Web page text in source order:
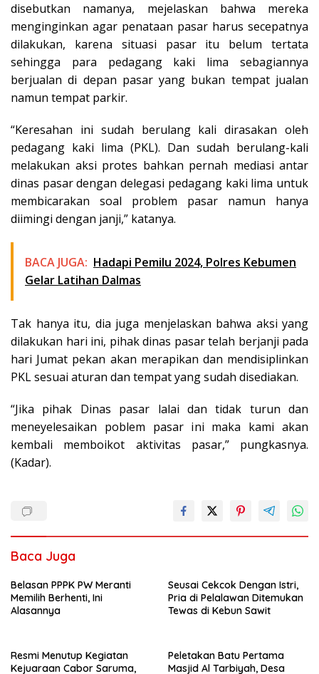
disebutkan namanya, mejelaskan bahwa mereka
menginginkan agar penataan pasar harus secepatnya
dilakukan, karena situasi pasar itu belum tertata
sehingga para pedagang kaki lima sebagiannya
berjualan di depan pasar yang bukan tempat jualan
namun tempat parkir.
“Keresahan ini sudah berulang kali dirasakan oleh
pedagang kaki lima (PKL). Dan sudah berulang-kali
melakukan aksi protes bahkan pernah mediasi antar
dinas pasar dengan delegasi pedagang kaki lima untuk
membicarakan soal problem pasar namun hanya
diimingi dengan janji,” katanya.
BACA JUGA: Hadapi Pemilu 2024, Polres Kebumen
Gelar Latihan Dalmas
Tak hanya itu, dia juga menjelaskan bahwa aksi yang
dilakukan hari ini, pihak dinas pasar telah berjanji pada
hari Jumat pekan akan merapikan dan mendisiplinkan
PKL sesuai aturan dan tempat yang sudah disediakan.
“Jika pihak Dinas pasar lalai dan tidak turun dan
meneyelesaikan poblem pasar ini maka kami akan
kembali memboikot aktivitas pasar,” pungkasnya.
(Kadar).
Baca Juga
Belasan PPPK PW Meranti
Memilih Berhenti, Ini
Alasannya
Seusai Cekcok Dengan Istri,
Pria di Pelalawan Ditemukan
Tewas di Kebun Sawit
Resmi Menutup Kegiatan
Kejuaraan Cabor Saruma,
Peletakan Batu Pertama
Masjid Al Tarbiyah, Desa